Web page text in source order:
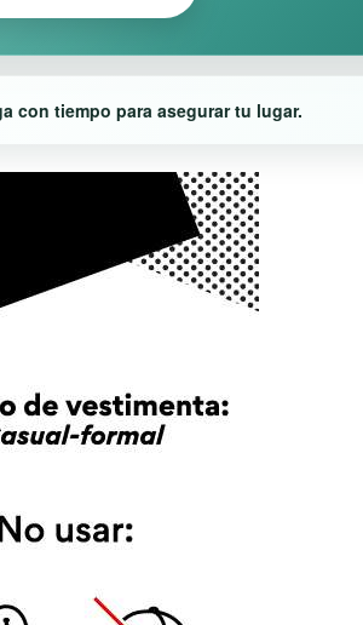
con tiempo para asegurar tu lugar.